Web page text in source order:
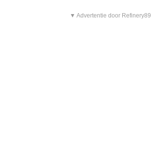
▼ Advertentie door Refinery89